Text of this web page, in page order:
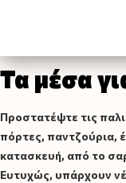
Τα μέσα
Προστατέψτε τις
πόρτες, παντζούρια,
κατασκευή, από το
Ευτυχώς, υπάρχουν